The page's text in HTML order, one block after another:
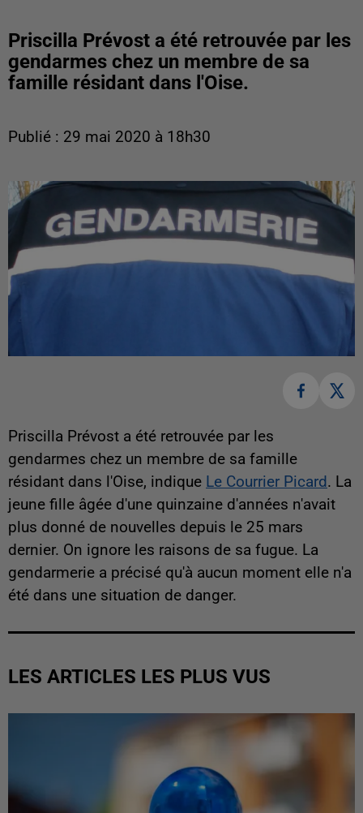
Priscilla Prévost a été retrouvée par les
gendarmes chez un membre de sa
famille résidant dans l'Oise.
Publié : 29 mai 2020 à 18h30
Priscilla Prévost a été retrouvée par les
gendarmes chez un membre de sa famille
résidant dans l'Oise, indique Le Courrier Picard. La
jeune fille âgée d'une quinzaine d'années n'avait
plus donné de nouvelles depuis le 25 mars
dernier. On ignore les raisons de sa fugue. La
gendarmerie a précisé qu'à aucun moment elle n'a
été dans une situation de danger.
LES ARTICLES LES PLUS VUS